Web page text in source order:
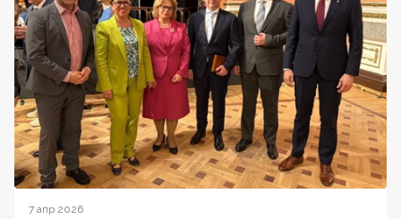
7 апр 2026